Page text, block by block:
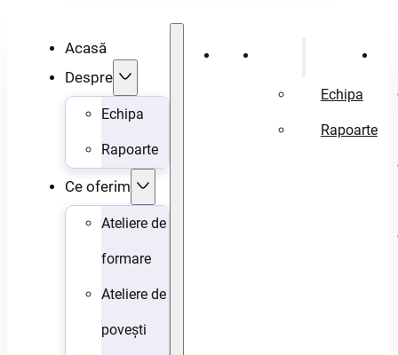
Acasă
Despre
Echipa
Rapoarte
Ce oferim
Ateliere de
formare
Ateliere de
povești
Acasă
Echipa
Rapoarte